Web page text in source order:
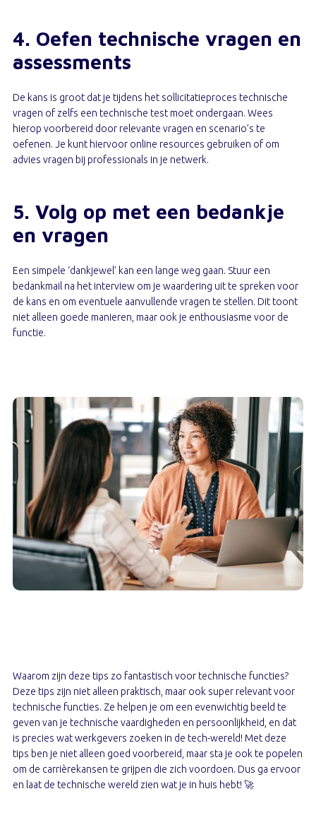
4. Oefen technische vragen en
assessments
De kans is groot dat je tijdens het sollicitatieproces technische
vragen of zelfs een technische test moet ondergaan. Wees
hierop voorbereid door relevante vragen en scenario’s te
oefenen. Je kunt hiervoor online resources gebruiken of om
advies vragen bij professionals in je netwerk.
5. Volg op met een bedankje
en vragen
Een simpele ‘dankjewel’ kan een lange weg gaan. Stuur een
bedankmail na het interview om je waardering uit te spreken voor
de kans en om eventuele aanvullende vragen te stellen. Dit toont
niet alleen goede manieren, maar ook je enthousiasme voor de
functie.
Waarom zijn deze tips zo fantastisch voor technische functies?
Deze tips zijn niet alleen praktisch, maar ook super relevant voor
technische functies. Ze helpen je om een evenwichtig beeld te
geven van je technische vaardigheden en persoonlijkheid, en dat
is precies wat werkgevers zoeken in de tech-wereld! Met deze
tips ben je niet alleen goed voorbereid, maar sta je ook te popelen
om de carrièrekansen te grijpen die zich voordoen. Dus ga ervoor
en laat de technische wereld zien wat je in huis hebt! 🚀